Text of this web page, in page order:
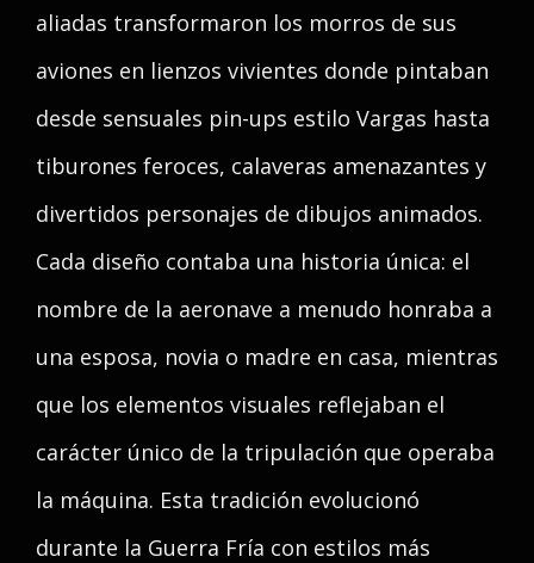
aliadas transformaron los morros de sus
aviones en lienzos vivientes donde pintaban
desde sensuales pin-ups estilo Vargas hasta
tiburones feroces, calaveras amenazantes y
divertidos personajes de dibujos animados.
Cada diseño contaba una historia única: el
nombre de la aeronave a menudo honraba a
una esposa, novia o madre en casa, mientras
que los elementos visuales reflejaban el
carácter único de la tripulación que operaba
la máquina. Esta tradición evolucionó
durante la Guerra Fría con estilos más